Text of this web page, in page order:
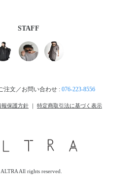
STAFF
注文／お問い合わせ : 076-223-8556
報保護方針 特定商取引法に基づく表示
All rights reserved.